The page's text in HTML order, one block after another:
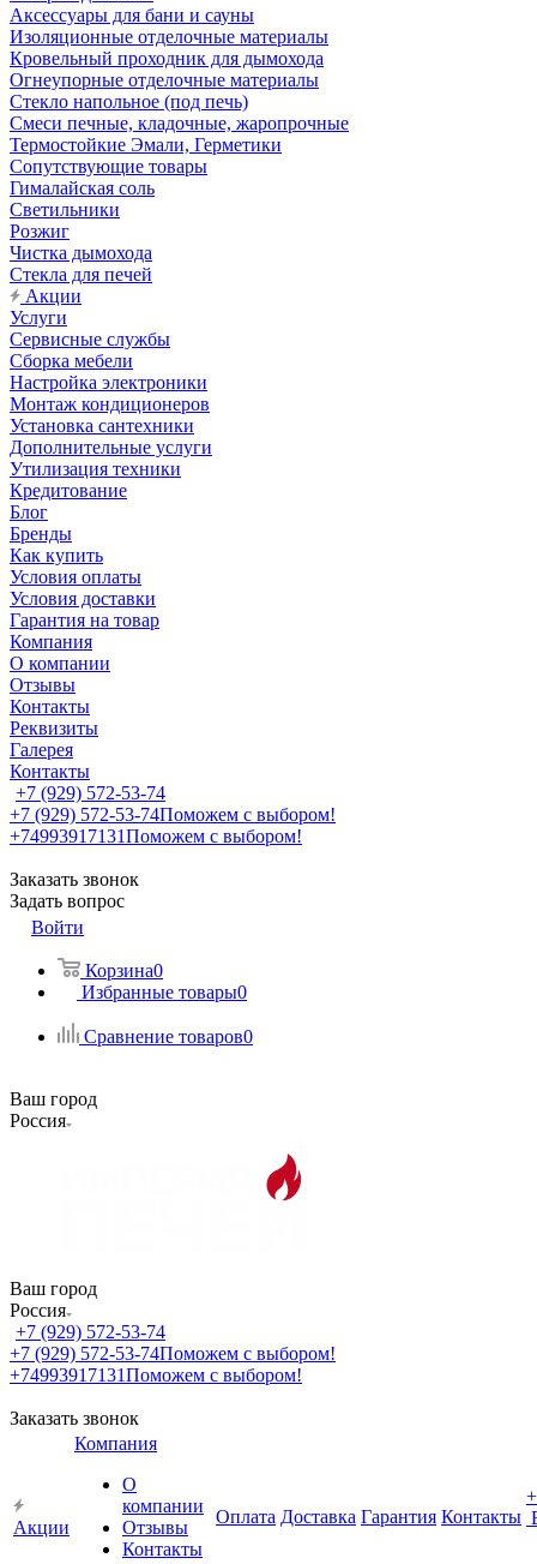
Аксессуары для бани и сауны
Изоляционные отделочные материалы
Кровельный проходник для дымохода
Огнеупорные отделочные материалы
Стекло напольное (под печь)
Смеси печные, кладочные, жаропрочные
Термостойкие Эмали, Герметики
Сопутствующие товары
Гималайская соль
Светильники
Розжиг
Чистка дымохода
Стекла для печей
Акции
Услуги
Сервисные службы
Сборка мебели
Настройка электроники
Монтаж кондиционеров
Установка сантехники
Дополнительные услуги
Утилизация техники
Кредитование
Блог
Бренды
Как купить
Условия оплаты
Условия доставки
Гарантия на товар
Компания
О компании
Отзывы
Контакты
Реквизиты
Галерея
Контакты
+7 (929) 572-53-74
+7 (929) 572-53-74Поможем с выбором!
+74993917131Поможем с выбором!
Заказать звонок
Задать вопрос
Войти
Корзина0
Избранные товары0
Сравнение товаров0
Ваш город
Россия
Ваш город
Россия
+7 (929) 572-53-74
+7 (929) 572-53-74Поможем с выбором!
+74993917131Поможем с выбором!
Заказать звонок
Акции
Компания
О
компании
Отзывы
Контакты
Оплата Доставка Гарантия Контакты
+